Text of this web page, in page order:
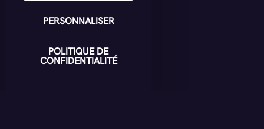
PERSONNALISER
POLITIQUE DE
CONFIDENTIALITÉ